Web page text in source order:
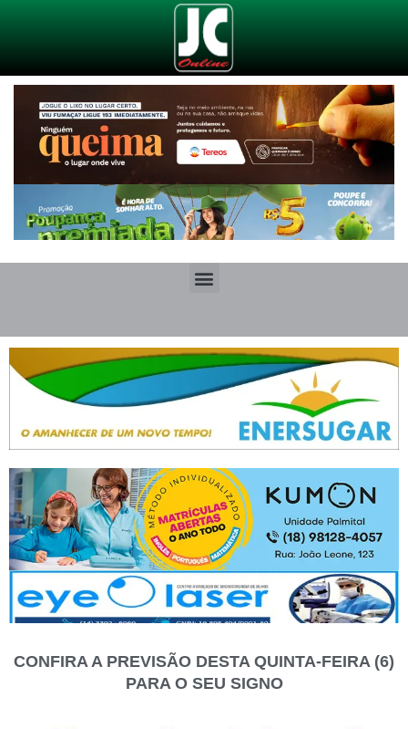
CONFIRA A PREVISÃO DESTA QUINTA-FEIRA (6)
PARA O SEU SIGNO